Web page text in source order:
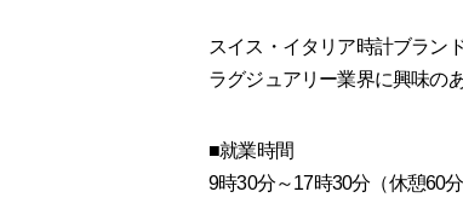
スイス・イタリア時計ブラン
ラグジュアリー業界に興味の
■就業時間
9時30分～17時30分（休憩60